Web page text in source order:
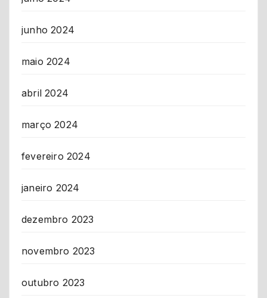
junho 2024
maio 2024
abril 2024
março 2024
fevereiro 2024
janeiro 2024
dezembro 2023
novembro 2023
outubro 2023